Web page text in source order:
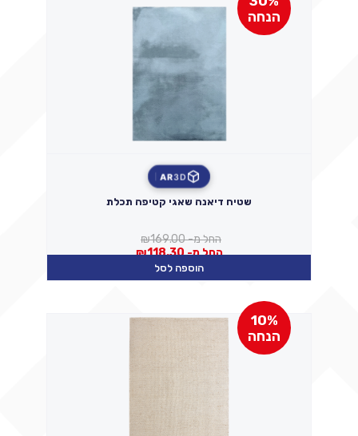
הנחה
3D
AR
שטיח דיאנה שאגי קטיפה תכלת
החל מ- ₪169.00
החל מ-
₪118.30
הוספה לסל
10%
הנחה